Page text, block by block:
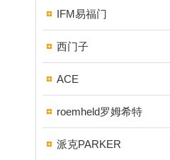
IFM易福门
西门子
ACE
roemheld罗姆希特
派克PARKER